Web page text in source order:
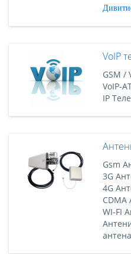
VoIP
GSM /
VoIP-
IP
Gsm
3G
4G
CDMA
WI-FI